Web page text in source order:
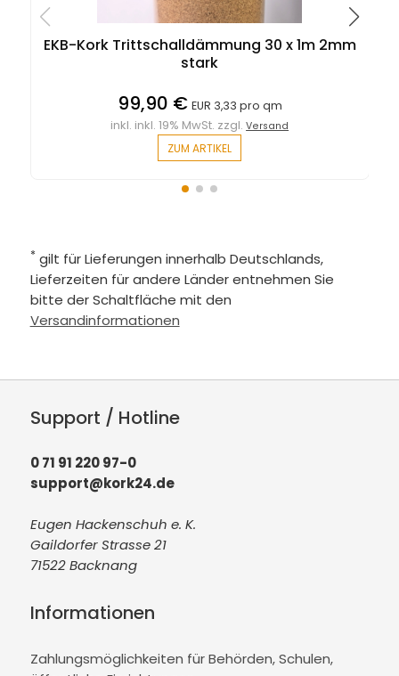
EKB-Kork Trittschalldämmung 30 x 1m 2mm
stark
99,90 € EUR 3,33 pro qm
inkl. inkl. 19% MwSt. zzgl.Versand
ZUM ARTIKEL
* gilt für Lieferungen innerhalb Deutschlands,
Lieferzeiten für andere Länder entnehmen Sie
bitte der Schaltfläche mit den
Versandinformationen
Support / Hotline
0 71 91 220 97-0
support@kork24.de
Eugen Hackenschuh e. K.
Gaildorfer Strasse 21
71522 Backnang
Informationen
Zahlungsmöglichkeiten für Behörden, Schulen,